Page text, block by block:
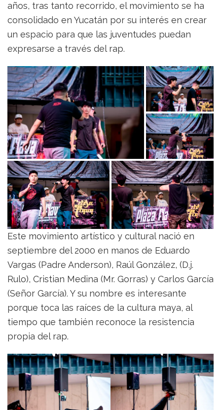
años, tras tanto recorrido, el movimiento se ha
consolidado en Yucatán por su interés en crear
un espacio para que las juventudes puedan
expresarse a través del rap.
Este movimiento artístico y cultural nació en
septiembre del 2000 en manos de Eduardo
Vargas (Padre Anderson), Raúl González, (D.j.
Rulo), Cristian Medina (Mr. Gorras) y Carlos García
(Señor García). Y su nombre es interesante
porque toca las raíces de la cultura maya, al
tiempo que también reconoce la resistencia
propia del rap.